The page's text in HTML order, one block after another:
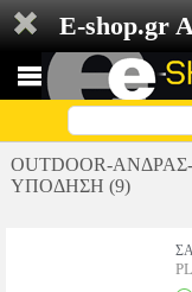
E-shop.gr
OUTDOOR-ΑΝΔΡΑΣ-
ΥΠΟΔΗΣΗ (9)